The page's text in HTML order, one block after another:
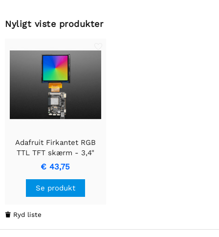
Nyligt viste produkter
Adafruit Firkantet RGB
TTL TFT skærm - 3,4"
480x480 Ingen
Touchscreen
€ 43,75
Se produkt
 Ryd liste